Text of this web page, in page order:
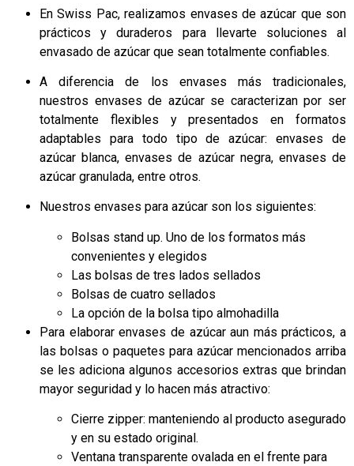
En Swiss Pac, realizamos envases de azúcar que son
prácticos y duraderos para llevarte soluciones al
envasado de azúcar que sean totalmente confiables.
A diferencia de los envases más tradicionales,
nuestros envases de azúcar se caracterizan por ser
totalmente flexibles y presentados en formatos
adaptables para todo tipo de azúcar: envases de
azúcar blanca, envases de azúcar negra, envases de
azúcar granulada, entre otros.
Nuestros envases para azúcar son los siguientes:
Bolsas stand up. Uno de los formatos más
convenientes y elegidos
Las bolsas de tres lados sellados
Bolsas de cuatro sellados
La opción de la bolsa tipo almohadilla
Para elaborar envases de azúcar aun más prácticos, a
las bolsas o paquetes para azúcar mencionados arriba
se les adiciona algunos accesorios extras que brindan
mayor seguridad y lo hacen más atractivo:
Cierre zipper: manteniendo al producto asegurado
y en su estado original.
Ventana transparente ovalada en el frente para